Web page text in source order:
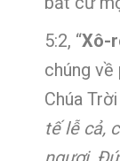
5:2, “Xô-
chúng
Chúa
tế lễ cả,